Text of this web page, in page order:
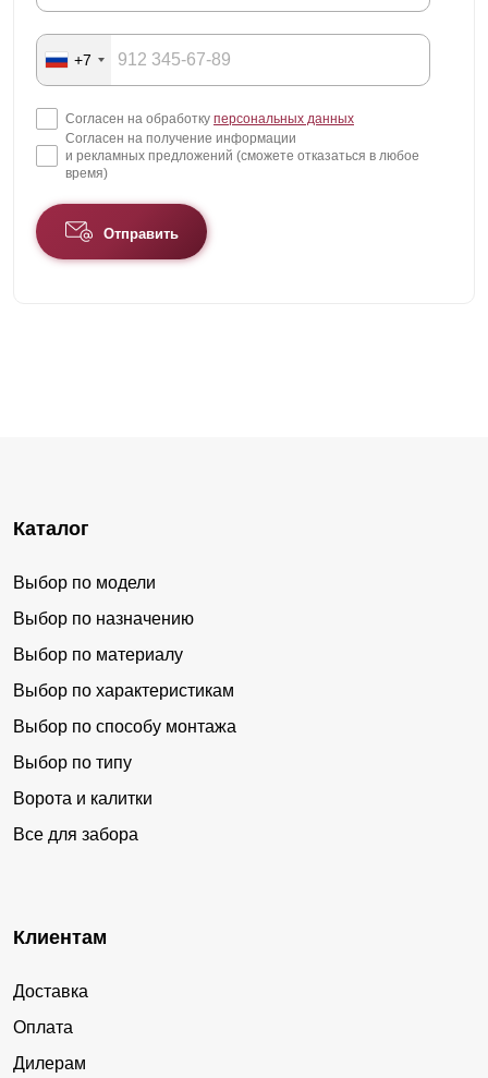
+7
Согласен на обработку персональных данных
Согласен на получение информации
и рекламных предложений (сможете отказаться в любое
время)
Отправить
Каталог
Выбор по модели
Выбор по назначению
Выбор по материалу
Выбор по характеристикам
Выбор по способу монтажа
Выбор по типу
Ворота и калитки
Все для забора
Клиентам
Доставка
Оплата
Дилерам